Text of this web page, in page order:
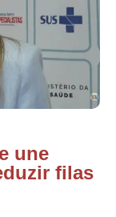
une
filas